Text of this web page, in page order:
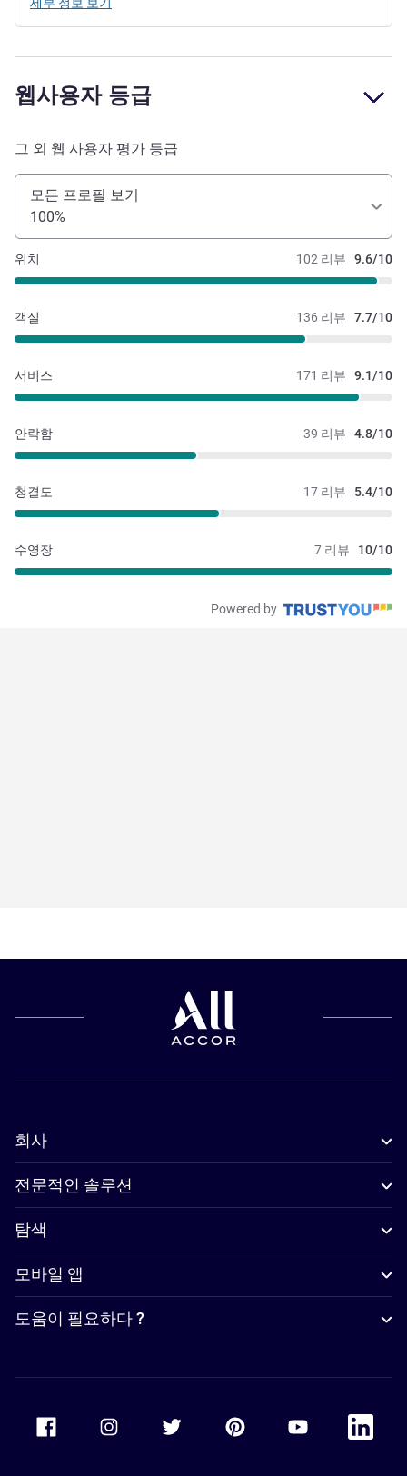
웹사용자 등급
그 외 웹 사용자 평가 등급
모든 프로필 보기
100%
102 리뷰 9.6/10
위치
136 리뷰 7.7/10
객실
171 리뷰 9.1/10
서비스
39 리뷰 4.8/10
안락함
17 리뷰 5.4/10
청결도
7 리뷰 10/10
수영장
Powered by
회사
전문적인 솔루션
탐색
모바일 앱
도움이 필요하다 ?
Accor Facebook Accor TwitterAccor PinterestAccor Youtube
Accor